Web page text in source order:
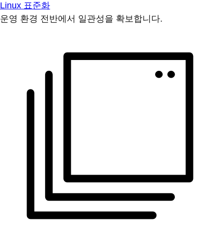
Linux 표준화
운영 환경 전반에서 일관성을 확보합니다.